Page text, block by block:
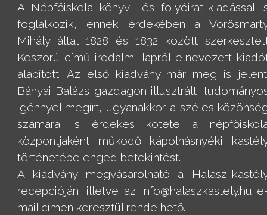
A Népfőiskola könyv- és folyóirat-kiadással
foglalkozik, ennek érdekében a
Mihály által 1828 és 1832 között
Koszorú című irodalmi lapról elnevezett
alapított. Az első kiadvány már meg is
Bányai Balázs gazdagon illusztrált,
igénnyel megírt, ugyanakkor a széles
számára is érdekes kötete a
központjaként működő kápolnásnyéki
történetébe enged betekintést.
A kiadvány megvásárolható a Halász-
recepcióján, illetve az info@halaszkastely.hu
mail címen keresztül rendelhető.